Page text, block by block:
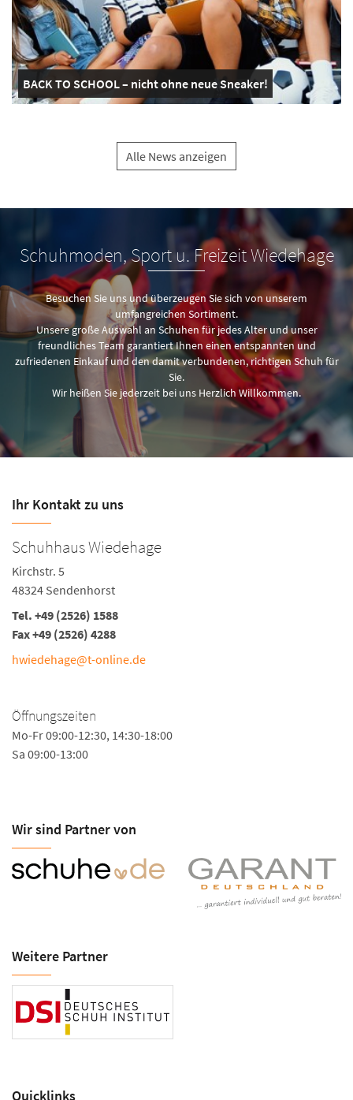
BACK TO SCHOOL – nicht ohne neue Sneaker!
Alle News anzeigen
Schuhmoden, Sport u. Freizeit Wiedehage
Besuchen Sie uns und überzeugen Sie sich von unserem
umfangreichen Sortiment.
Unsere große Auswahl an Schuhen für jedes Alter und unser
freundliches Team garantiert Ihnen einen entspannten und
zufriedenen Einkauf und den damit verbundenen, richtigen Schuh für
Sie.
Wir heißen Sie jederzeit bei uns Herzlich Willkommen.
Ihr Kontakt zu uns
Schuhhaus Wiedehage
Kirchstr. 5
48324 Sendenhorst
Tel. +49 (2526) 1588
Fax +49 (2526) 4288
hwiedehage@t-online.de
Öffnungszeiten
Mo-Fr 09:00-12:30, 14:30-18:00
Sa 09:00-13:00
Wir sind Partner von
Weitere Partner
Quicklinks